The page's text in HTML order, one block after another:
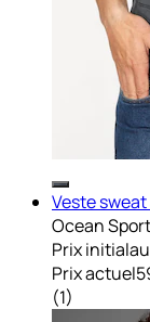
Veste
Ocean
Prix initial
Prix actuel
(1)